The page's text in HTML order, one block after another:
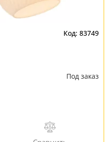
83749
Под заказ